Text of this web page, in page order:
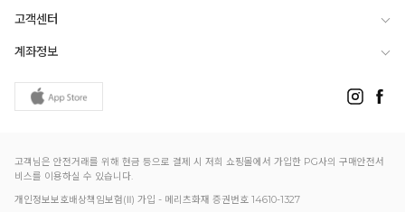
고객센터
계좌정보
고객님은 안전거래를 위해 현금 등으로 결제 시 저희 쇼핑몰에서 가입한 PG사의 구매안전서
비스를 이용하실 수 있습니다.
개인정보보호배상책임보험(Ⅱ) 가입 - 메리츠화재 증권번호 14610-1327